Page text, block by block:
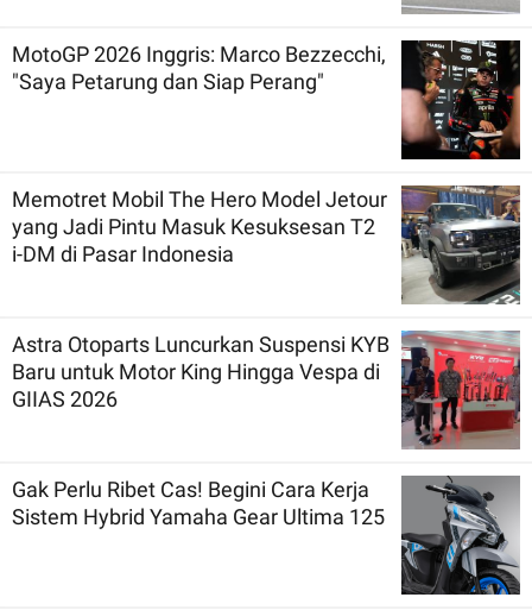
MotoGP 2026 Inggris: Marco Bezzecchi,
"Saya Petarung dan Siap Perang"
Memotret Mobil The Hero Model Jetour
yang Jadi Pintu Masuk Kesuksesan T2
i-DM di Pasar Indonesia
Astra Otoparts Luncurkan Suspensi KYB
Baru untuk Motor King Hingga Vespa di
GIIAS 2026
Gak Perlu Ribet Cas! Begini Cara Kerja
Sistem Hybrid Yamaha Gear Ultima 125